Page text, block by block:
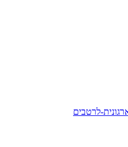
לרטבים